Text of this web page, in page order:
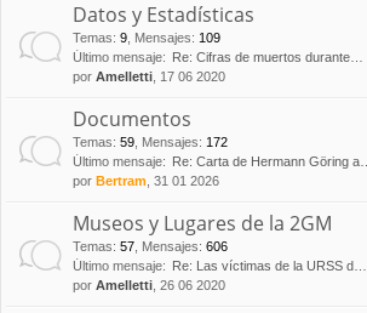
Datos y Estadísticas
Temas: 9 Mensajes: 109
Último mensaje:
Re: Cifras de muertos durante…
por Amelletti , 17 06 2020
Documentos
Temas: 59 Mensajes: 172
Último mensaje:
Re: Carta de Hermann Göring a…
por Bertram , 31 01 2026
Museos y Lugares de la 2GM
Temas: 57 Mensajes: 606
Último mensaje:
Re: Las víctimas de la URSS d…
por Amelletti , 26 06 2020